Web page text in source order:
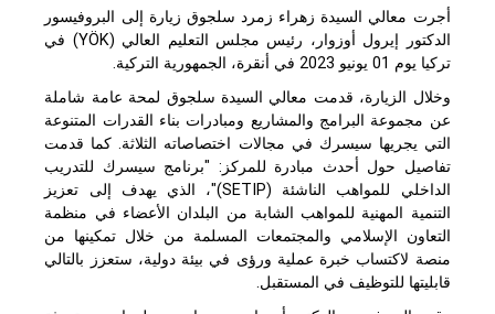
أجرت معالي السيدة زهراء زمرد سلجوق زيارة إلى البروفيسور
الدكتور إيرول أوزوار، رئيس مجلس التعليم العالي (YÖK) في
تركيا يوم 01 يونيو 2023 في أنقرة، الجمهورية التركية.
وخلال الزيارة، قدمت معالي السيدة سلجوق لمحة عامة شاملة
عن مجموعة البرامج والمشاريع ومبادرات بناء القدرات المتنوعة
التي يجريها سيسرك في مجالات اختصاصاته الثلاثة. كما قدمت
تفاصيل حول أحدث مبادرة للمركز: "برنامج سيسرك للتدريب
الداخلي للمواهب الناشئة (SETIP)"، الذي يهدف إلى تعزيز
التنمية المهنية للمواهب الشابة من البلدان الأعضاء في منظمة
التعاون الإسلامي والمجتمعات المسلمة من خلال تمكينها من
منصة لاكتساب خبرة عملية ورؤى في بيئة دولية، ستعزز بالتالي
قابليتها للتوظيف في المستقبل.